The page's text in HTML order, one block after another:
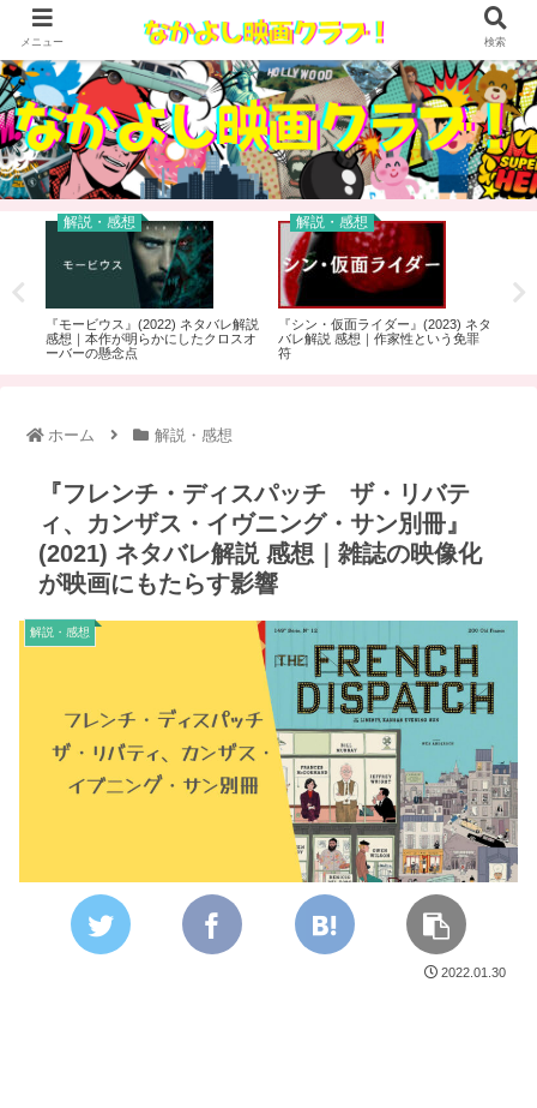
解説・感想
『モービウス』(2022) ネタバレ解説
感想｜本作が明らかにしたクロスオ
ーバーの懸念点
解説・感想
『シン・仮面ライダー』(2023) ネタ
バレ解説 感想｜作家性という免罪
符
ホーム 解説・感想
『フレンチ・ディスパッチ ザ・リバテ
ィ、カンザス・イヴニング・サン別冊』
(2021) ネタバレ解説 感想｜雑誌の映像化
が映画にもたらす影響
解説・感想
2022.01.30
メニュー 検索